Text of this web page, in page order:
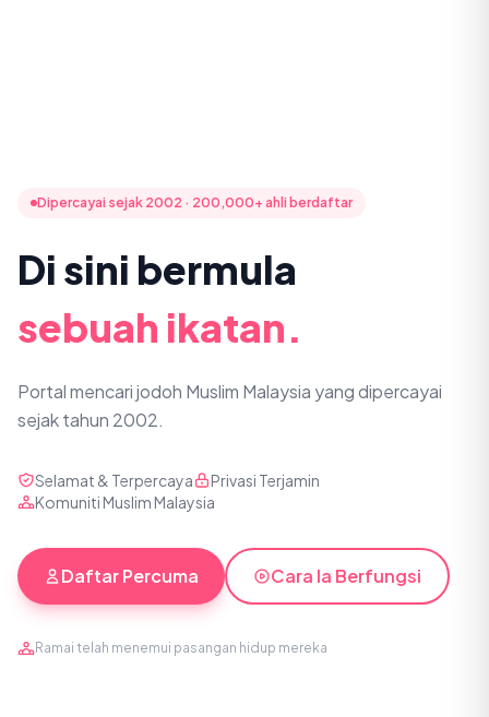
Dipercayai sejak 2002 · 200,000+ ahli berdaftar
Di sini bermula
sebuah ikatan.
Portal mencari jodoh Muslim Malaysia yang dipercayai
sejak tahun 2002.
Selamat & Terpercaya
Privasi Terjamin
Komuniti Muslim Malaysia
Daftar Percuma Cara Ia Berfungsi
Ramai telah menemui pasangan hidup mereka